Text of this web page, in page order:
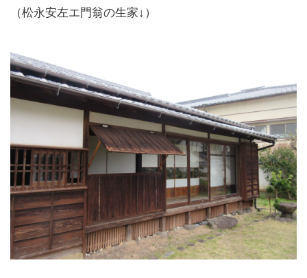
（松永安左エ門翁の生家↓）